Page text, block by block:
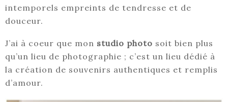
intemporels empreints de tendresse et de
douceur.
J’ai à coeur que mon studio photo soit bien plus
qu’un lieu de photographie ; c’est un lieu dédié à
la création de souvenirs authentiques et remplis
d’amour.